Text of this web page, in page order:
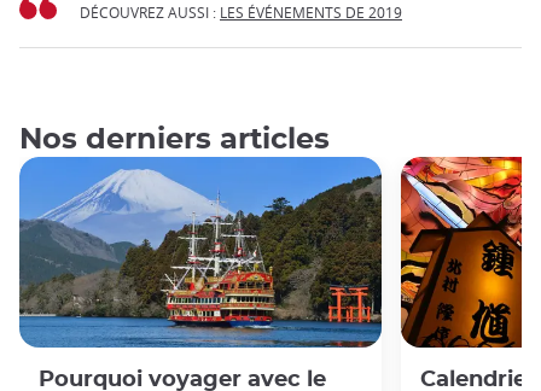
DÉCOUVREZ AUSSI : LES ÉVÉNEMENTS DE 2019
Nos derniers articles
Pourquoi voyager avec le